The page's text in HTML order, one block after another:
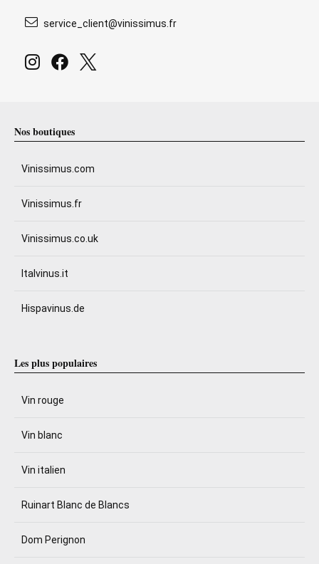
service_client@vinissimus.fr
Nos boutiques
Vinissimus.com
Vinissimus.fr
Vinissimus.co.uk
Italvinus.it
Hispavinus.de
Les plus populaires
Vin rouge
Vin blanc
Vin italien
Ruinart Blanc de Blancs
Dom Perignon